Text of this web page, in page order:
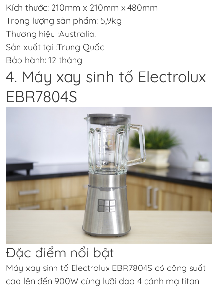
Kích thước: 210mm x 210mm x 480mm
Trọng lượng sản phẩm: 5,9kg
Thương hiệu :Australia.
Sản xuất tại :Trung Quốc
Bảo hành: 12 tháng
4. Máy xay sinh tố Electrolux
EBR7804S
Đặc điểm nổi bật
Máy xay sinh tố Electrolux EBR7804S có công suất
cao lên đến 900W cùng lưỡi dao 4 cánh mạ titan